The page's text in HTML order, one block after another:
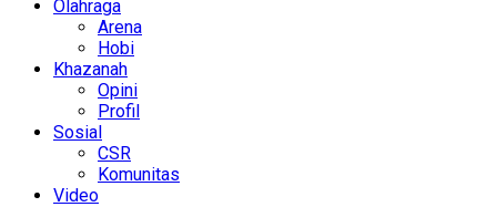
Olahraga
Arena
Hobi
Khazanah
Opini
Profil
Sosial
CSR
Komunitas
Video